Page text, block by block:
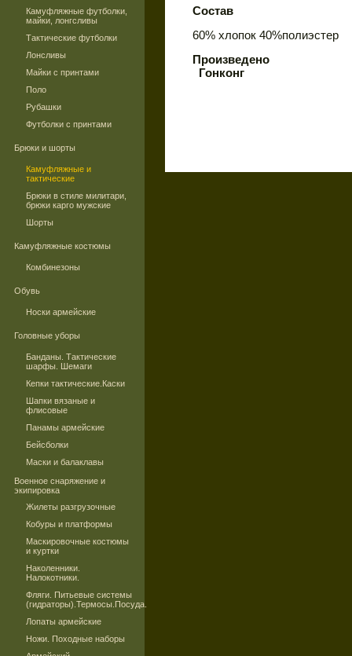
Камуфляжные футболки,
майки, лонгсливы
Тактические футболки
Лонсливы
Майки с принтами
Поло
Рубашки
Футболки с принтами
Брюки и шорты
Камуфляжные и
тактические
Брюки в стиле милитари,
брюки карго мужские
Шорты
Камуфляжные костюмы
Комбинезоны
Обувь
Носки армейские
Головные уборы
Банданы. Тактические
шарфы. Шемаги
Кепки тактические.Каски
Шапки вязаные и
флисовые
Панамы армейские
Бейсболки
Маски и балаклавы
Военное снаряжение и
экипировка
Жилеты разгрузочные
Кобуры и платформы
Маскировочные костюмы
и куртки
Наколенники.
Налокотники.
Фляги. Питьевые системы
(гидраторы).Термосы.Посуда.
Лопаты армейские
Ножи. Походные наборы
Состав
60% хлопок 40%полиэстер
Произведено
Гонконг